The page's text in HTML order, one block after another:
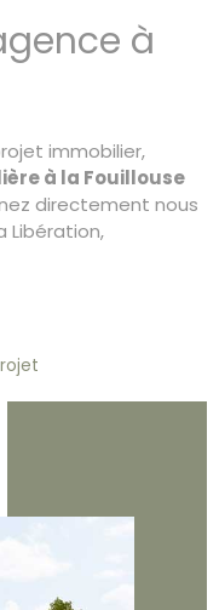
à
immobilier,
à la Fouillouse
directement nous
Libération,